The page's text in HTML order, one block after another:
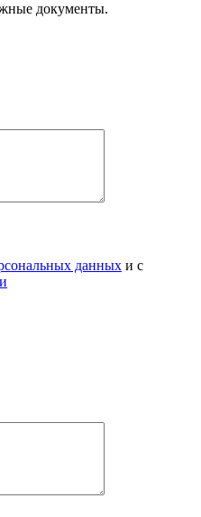
документы.
данных и с